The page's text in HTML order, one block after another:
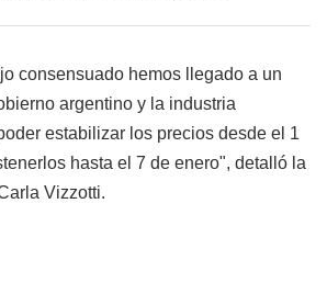
consensuado hemos llegado a un
argentino y la industria
estabilizar los precios desde el 1
hasta el 7 de enero", detalló la
Vizzotti.